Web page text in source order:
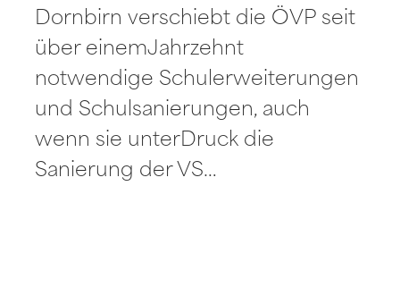
Dornbirn verschiebt die ÖVP seit
über einemJahrzehnt
notwendige Schulerweiterungen
und Schulsanierungen, auch
wenn sie unterDruck die
Sanierung der VS…